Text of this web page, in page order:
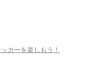
カーを楽しもう！